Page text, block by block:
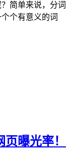
简单来说，分词
个有意义的词
曝光率！